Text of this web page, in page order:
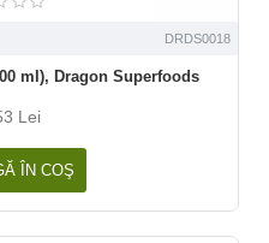
DRDS0018
ml), Dragon Superfoods
Lei
ÎN COŞ